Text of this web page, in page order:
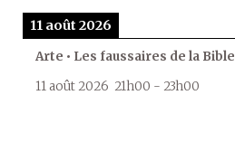
11 août 2026
Arte • Les faussaires de la Bible
11 août 2026 21h00 - 23h00